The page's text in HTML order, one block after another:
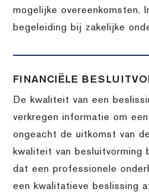
mogelijke overeenkomsten.
begeleiding bij zakelijke
FINANCIËLE
De kwaliteit van een
verkregen informatie om
ongeacht de uitkomst van
kwaliteit van
dat een professionele
een kwalitatieve beslissing